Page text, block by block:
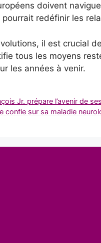
doivent
pourrait redéfinir les
il est crucial
tous les moyens
les années à venir.
Jr. prépare l’avenir de
confie sur sa maladie